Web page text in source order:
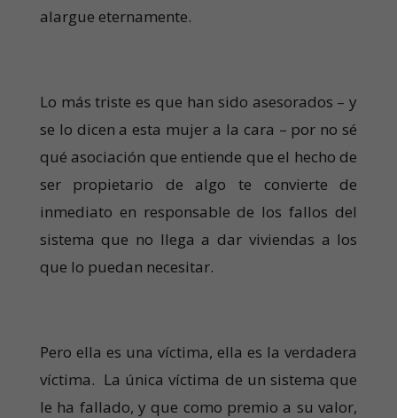
alargue eternamente.
Lo más triste es que han sido asesorados – y
se lo dicen a esta mujer a la cara – por no sé
qué asociación que entiende que el hecho de
ser propietario de algo te convierte de
inmediato en responsable de los fallos del
sistema que no llega a dar viviendas a los
que lo puedan necesitar.
Pero ella es una víctima, ella es la verdadera
víctima. La única víctima de un sistema que
le ha fallado, y que como premio a su valor,